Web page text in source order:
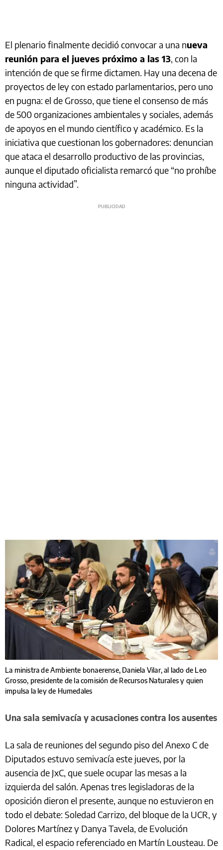
El plenario finalmente decidió convocar a una nueva
reunión para el jueves próximo a las 13, con la
intención de que se firme dictamen. Hay una decena de
proyectos de ley con estado parlamentarios, pero uno
en pugna: el de Grosso, que tiene el consenso de más
de 500 organizaciones ambientales y sociales, además
de apoyos en el mundo científico y académico. Es la
iniciativa que cuestionan los gobernadores: denuncian
que ataca el desarrollo productivo de las provincias,
aunque el diputado oficialista remarcó que “no prohíbe
ninguna actividad”.
La ministra de Ambiente bonaerense, Daniela Vilar, al lado de Leo
Grosso, presidente de la comisión de Recursos Naturales y quien
impulsa la ley de Humedales
Una sala semivacía y acusaciones contra los ausentes
La sala de reuniones del segundo piso del Anexo C de
Diputados estuvo semivacía este jueves, por la
ausencia de JxC, que suele ocupar las mesas a la
izquierda del salón. Apenas tres legisladoras de la
oposición dieron el presente, aunque no estuvieron en
todo el debate: Soledad Carrizo, del bloque de la UCR, y
Dolores Martínez y Danya Tavela, de Evolución
Radical, el espacio referenciado en Martín Lousteau. De